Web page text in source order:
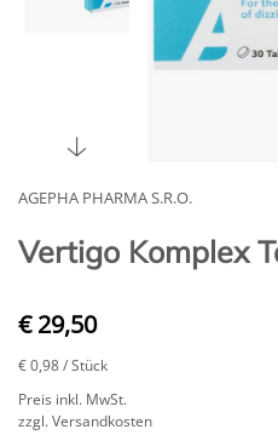
AGEPHA PHARMA S.R.O.
Vertigo Komplex
€ 29,50
€ 0,98/ Stück
Preis inkl. MwSt.
zzgl. Versandkosten